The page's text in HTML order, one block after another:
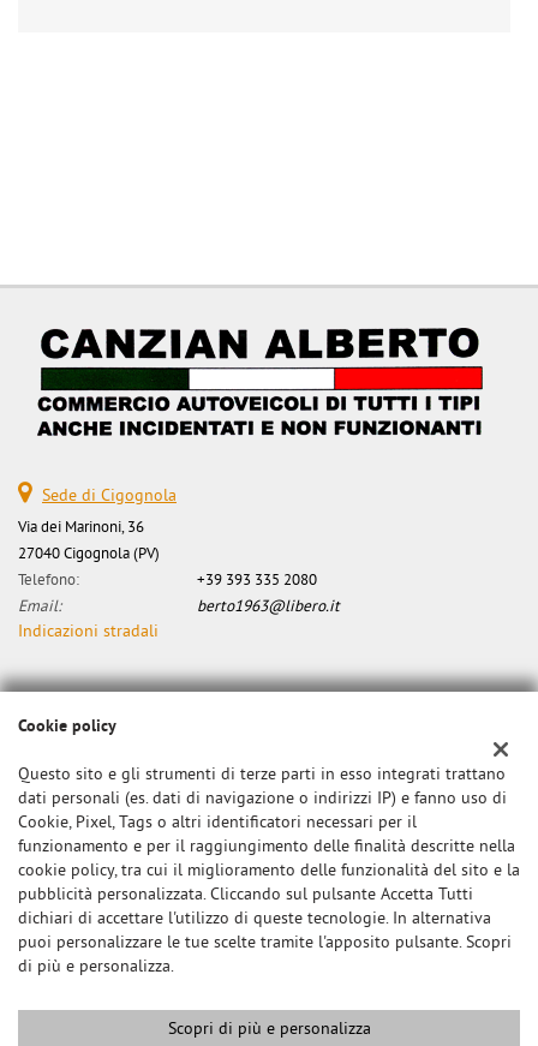
Sede di Cigognola
Via dei Marinoni, 36
27040 Cigognola (PV)
Telefono:
+39 393 335 2080
Email:
berto1963@libero.it
Indicazioni stradali
Dati fiscali:
Via dei Marinoni, 34, Cigognola (PV)
C.F/P.IVA:0000
Registro delle imprese: PV
Copyright © 2026 GestionaleAuto.com S.r.l., Tutti i diritti riservati -
Cookie policy
Questo sito e gli strumenti di terze parti in esso integrati trattano
dati personali (es. dati di navigazione o indirizzi IP) e fanno uso di
Cookie, Pixel, Tags o altri identificatori necessari per il
funzionamento e per il raggiungimento delle finalità descritte nella
cookie policy, tra cui il miglioramento delle funzionalità del sito e la
pubblicità personalizzata. Cliccando sul pulsante Accetta Tutti
dichiari di accettare l'utilizzo di queste tecnologie. In alternativa
puoi personalizzare le tue scelte tramite l'apposito pulsante. Scopri
di più e personalizza.
Scopri di più e personalizza